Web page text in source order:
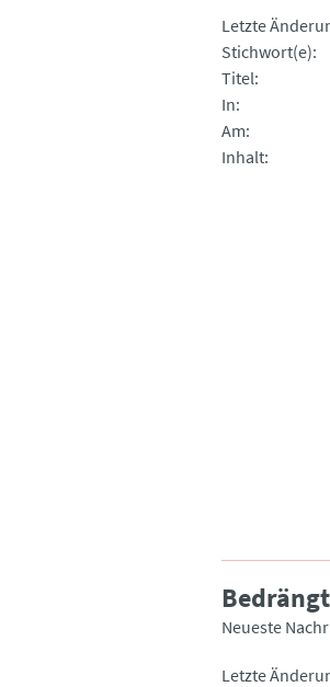
Letzte
Stichwort(e)
Titel
In
Am
Inhalt
Neueste
Letzte